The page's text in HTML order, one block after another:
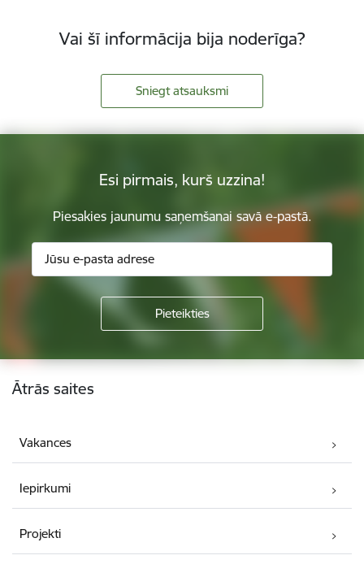
Vai šī informācija bija noderīga?
Sniegt atsauksmi
Esi pirmais, kurš uzzina!
Piesakies jaunumu saņemšanai savā e-pastā.
Kājene
Ātrās saites
Vakances
Iepirkumi
Projekti